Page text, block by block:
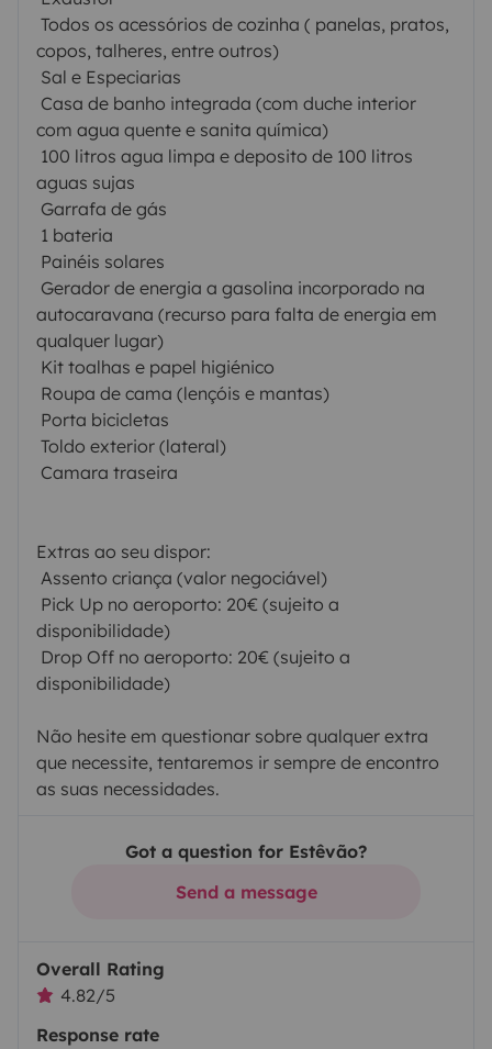
 Todos os acessórios de cozinha ( panelas, pratos,
copos, talheres, entre outros)
 Sal e Especiarias
 Casa de banho integrada (com duche interior
com agua quente e sanita química)
 100 litros agua limpa e deposito de 100 litros
aguas sujas
 Garrafa de gás
 1 bateria
 Painéis solares
 Gerador de energia a gasolina incorporado na
autocaravana (recurso para falta de energia em
qualquer lugar)
 Kit toalhas e papel higiénico
 Roupa de cama (lençóis e mantas)
 Porta bicicletas
 Toldo exterior (lateral)
 Camara traseira
Extras ao seu dispor:
 Assento criança (valor negociável)
 Pick Up no aeroporto: 20€ (sujeito a
disponibilidade)
 Drop Off no aeroporto: 20€ (sujeito a
disponibilidade)
Não hesite em questionar sobre qualquer extra
que necessite, tentaremos ir sempre de encontro
as suas necessidades.
Got a question for Estêvão?
Send a message
Overall Rating
4.82/5
Response rate